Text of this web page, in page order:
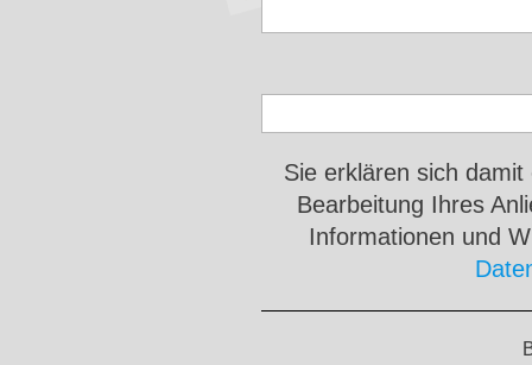
Sie erklären sich
Bearbeitung Ihres
Informationen und